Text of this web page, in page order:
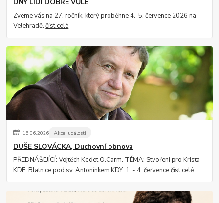
DNY LIDÍ DOBRÉ VŮLE
Zveme vás na 27. ročník, který proběhne 4.–5. července 2026 na
Velehradě.číst celé
15.06.2026 Akce, události
DUŠE SLOVÁCKA, Duchovní obnova
PŘEDNÁŠEJÍCÍ: Vojtěch Kodet O.Carm. TÉMA: Stvořeni pro Krista
KDE: Blatnice pod sv. Antonínkem KDY: 1. - 4. červencečíst celé